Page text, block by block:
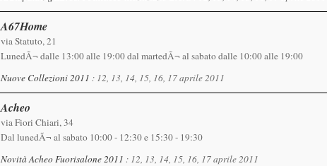
A67Home
via Statuto, 21
LunedÃ¬ dalle 13:00 alle 19:00 dal martedÃ¬ al sabato dalle 10:00 alle 19:00
Nuove Collezioni 2011 : 12, 13, 14, 15, 16, 17 aprile 2011
Acheo
via Fiori Chiari, 34
Dal lunedÃ¬ al sabato 10:00 - 12:30 e 15:30 - 19:30
Novità Acheo Fuorisalone 2011 : 12, 13, 14, 15, 16, 17 aprile 2011